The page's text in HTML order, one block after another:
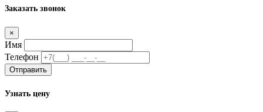
Заказать звонок
×
Имя
Телефон
Отправить
Узнать цену